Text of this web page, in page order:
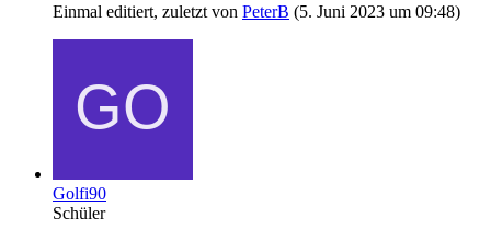
Einmal editiert, zuletzt von PeterB (5. Juni 2023 um 09:48)
Golfi90
Schüler